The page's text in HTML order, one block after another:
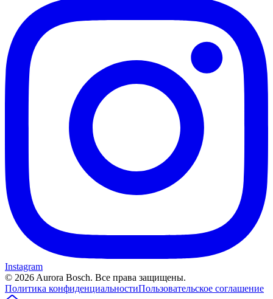
Instagram
© 2026 Aurora Bosch. Все права защищены.
Политика конфиденциальностиПользовательское соглашение